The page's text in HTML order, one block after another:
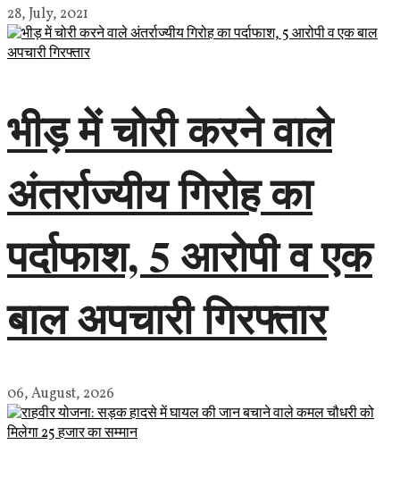
28, July, 2021
भीड़ में चोरी करने वाले
अंतर्राज्यीय गिरोह का
पर्दाफाश, 5 आरोपी व एक
बाल अपचारी गिरफ्तार
06, August, 2026